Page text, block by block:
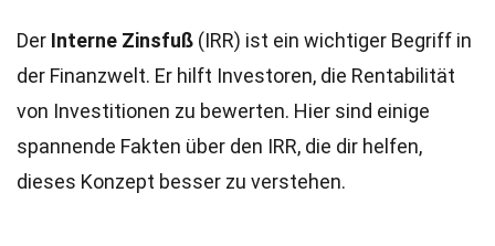
Der Interne Zinsfuß (IRR) ist ein wichtiger Begriff in
der Finanzwelt. Er hilft Investoren, die Rentabilität
von Investitionen zu bewerten. Hier sind einige
spannende Fakten über den IRR, die dir helfen,
dieses Konzept besser zu verstehen.